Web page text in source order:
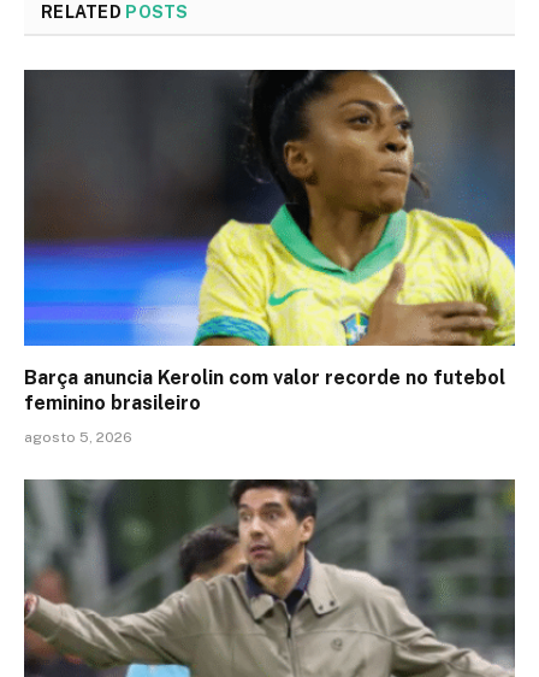
RELATED POSTS
Barça anuncia Kerolin com valor recorde no futebol
feminino brasileiro
agosto 5, 2026